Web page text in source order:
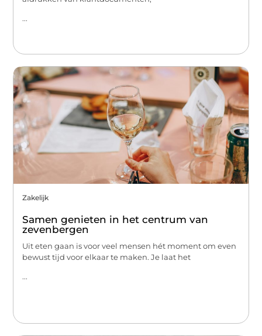
...
Zakelijk
Samen genieten in het centrum van
zevenbergen
Uit eten gaan is voor veel mensen hét moment om even
bewust tijd voor elkaar te maken. Je laat het
...